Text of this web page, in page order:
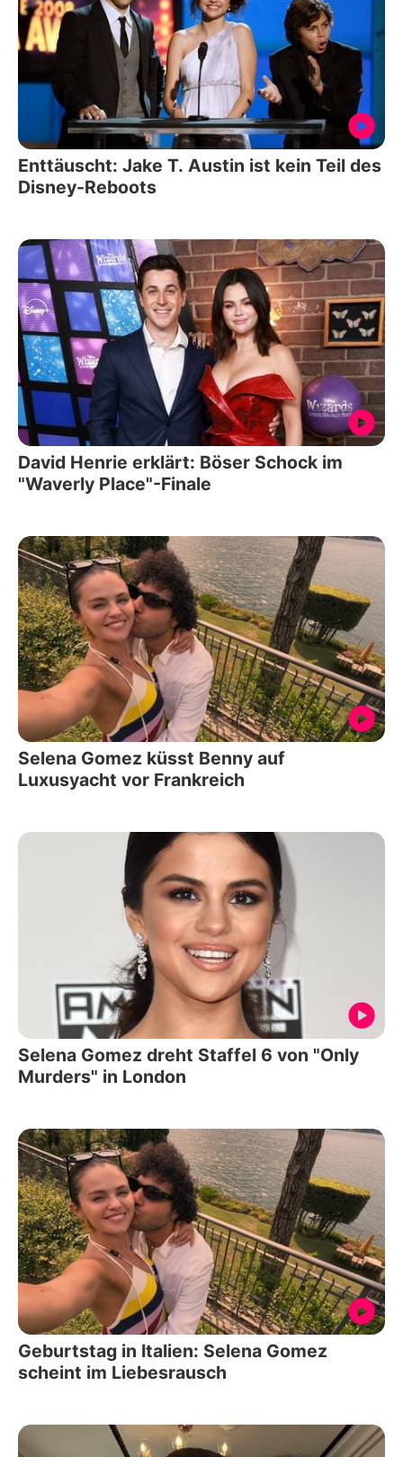
Enttäuscht: Jake T. Austin ist kein Teil des
Disney-Reboots
David Henrie erklärt: Böser Schock im
"Waverly Place"-Finale
Selena Gomez küsst Benny auf
Luxusyacht vor Frankreich
Selena Gomez dreht Staffel 6 von "Only
Murders" in London
Geburtstag in Italien: Selena Gomez
scheint im Liebesrausch